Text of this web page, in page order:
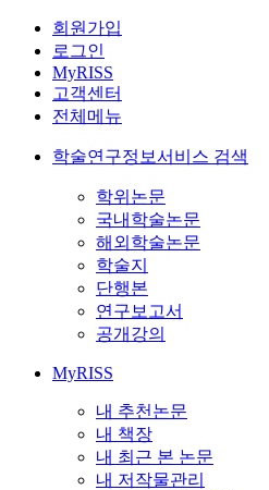
회원가입
로그인
MyRISS
고객센터
전체메뉴
학술연구정보서비스 검색
학위논문
국내학술논문
해외학술논문
학술지
단행본
연구보고서
공개강의
MyRISS
내 추천논문
내 책장
내 최근 본 논문
내 저작물관리